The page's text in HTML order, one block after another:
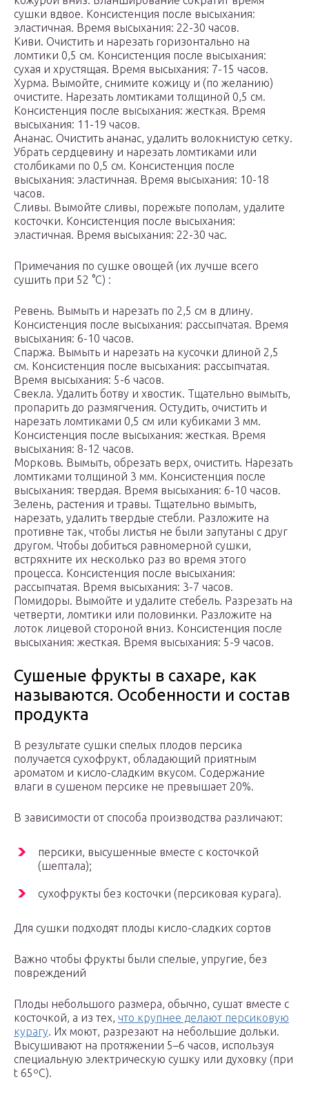
сушки вдвое. Консистенция после высыхания:
эластичная. Время высыхания: 22-30 часов.
Киви. Очистить и нарезать горизонтально на
ломтики 0,5 см. Консистенция после высыхания:
сухая и хрустящая. Время высыхания: 7-15 часов.
Хурма. Вымойте, снимите кожицу и (по желанию)
очистите. Нарезать ломтиками толщиной 0,5 см.
Консистенция после высыхания: жесткая. Время
высыхания: 11-19 часов.
Ананас. Очистить ананас, удалить волокнистую сетку.
Убрать сердцевину и нарезать ломтиками или
столбиками по 0,5 см. Консистенция после
высыхания: эластичная. Время высыхания: 10-18
часов.
Сливы. Вымойте сливы, порежьте пополам, удалите
косточки. Консистенция после высыхания:
эластичная. Время высыхания: 22-30 час.
Примечания по сушке овощей (их лучше всего
сушить при 52 °C) :
Ревень. Вымыть и нарезать по 2,5 см в длину.
Консистенция после высыхания: рассыпчатая. Время
высыхания: 6-10 часов.
Спаржа. Вымыть и нарезать на кусочки длиной 2,5
см. Консистенция после высыхания: рассыпчатая.
Время высыхания: 5-6 часов.
Свекла. Удалить ботву и хвостик. Тщательно вымыть,
пропарить до размягчения. Остудить, очистить и
нарезать ломтиками 0,5 см или кубиками 3 мм.
Консистенция после высыхания: жесткая. Время
высыхания: 8-12 часов.
Морковь. Вымыть, обрезать верх, очистить. Нарезать
ломтиками толщиной 3 мм. Консистенция после
высыхания: твердая. Время высыхания: 6-10 часов.
Зелень, растения и травы. Тщательно вымыть,
нарезать, удалить твердые стебли. Разложите на
противне так, чтобы листья не были запутаны с друг
другом. Чтобы добиться равномерной сушки,
встряхните их несколько раз во время этого
процесса. Консистенция после высыхания:
рассыпчатая. Время высыхания: 3-7 часов.
Помидоры. Вымойте и удалите стебель. Разрезать на
четверти, ломтики или половинки. Разложите на
лоток лицевой стороной вниз. Консистенция после
высыхания: жесткая. Время высыхания: 5-9 часов.
Сушеные фрукты в сахаре, как
называются. Особенности и состав
продукта
В результате сушки спелых плодов персика
получается сухофрукт, обладающий приятным
ароматом и кисло-сладким вкусом. Содержание
влаги в сушеном персике не превышает 20%.
В зависимости от способа производства различают:
персики, высушенные вместе с косточкой
(шептала);
сухофрукты без косточки (персиковая курага).
Для сушки подходят плоды кисло-сладких сортов
Важно чтобы фрукты были спелые, упругие, без
повреждений
Плоды небольшого размера, обычно, сушат вместе с
косточкой, а из тех, что крупнее делают персиковую
курагу. Их моют, разрезают на небольшие дольки.
Высушивают на протяжении 5–6 часов, используя
специальную электрическую сушку или духовку (при
t 65ºС).